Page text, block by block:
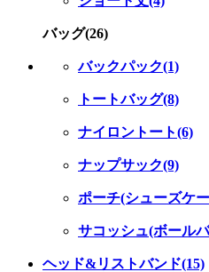
バッグ(26)
バックパック(1)
トートバッグ(8)
ナイロントート(6)
ナップサック(9)
ポーチ(シューズケ
サコッシュ(ボール
ヘッド&リストバンド(15)